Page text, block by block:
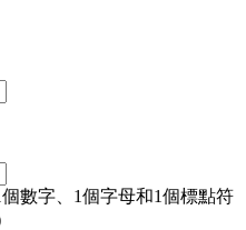
數字、1個字母和1個標點符